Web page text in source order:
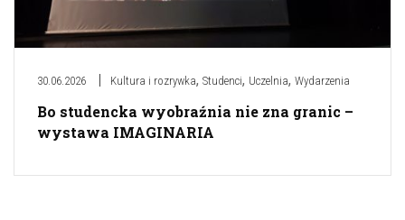
30.06.2026 Kultura i rozrywka, Studenci, Uczelnia, Wydarzenia
Bo studencka wyobraźnia nie zna granic –
wystawa IMAGINARIA